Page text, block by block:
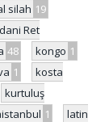
silah 19
Ret
48 kongo 1
1
kosta
kurtuluş
1
latin